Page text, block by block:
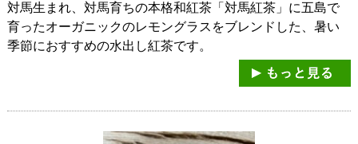
対馬生まれ、対馬育ちの本格和紅茶「対馬紅茶」に五島で
育ったオーガニックのレモングラスをブレンドした、暑い
季節におすすめの水出し紅茶です。